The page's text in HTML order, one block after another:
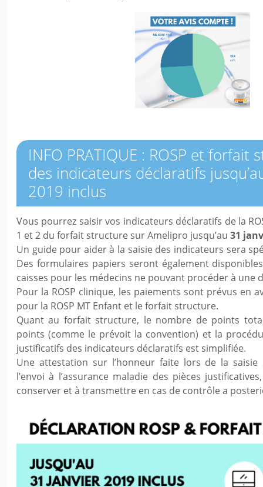
INFO PRATIQUE : ROSP et forfait
des indicateurs déclaratifs
2019 inclus
Vous pourrez saisir vos indicateurs déclaratifs de la
1 et 2 du forfait structure sur Amelipro jusqu’au 31
Un guide pour aider à la saisie des indicateurs sera
Des formulaires papiers seront également
caisses pour les médecins ne pouvant procéder à une
Pour la ROSP clinique, les paiements sont prévus en
pour la ROSP MT Enfant et le forfait structure.
Quant au forfait structure, le nombre de points
points (comme le prévoit la convention) et la
justificatifs des indicateurs déclaratifs est simplifiée.
Une attestation sur l’honneur faite lors de la saisie
l’envoi à l’assurance maladie des pièces
conserver et à transmettre en cas de contrôle a